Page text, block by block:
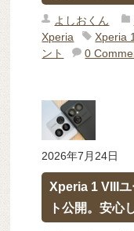
よしおくん
Xperia
Xperia
ント
0
2026年7月24日
Xperia 1 VIII
ト公開。安心